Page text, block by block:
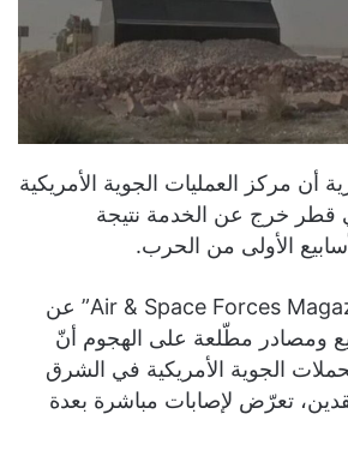
مركز العمليات الجوية الأمريكية
قطر خرج عن الخدمة نتيجة
الأولى من الحرب.
ونقلت المجلة “Air & Space Forces Magazine” عن
ومصادر مطّلعة على الهجوم أنّ
الجوية الأمريكية في الشرق
تعرّض لإصابات مباشرة بعدة